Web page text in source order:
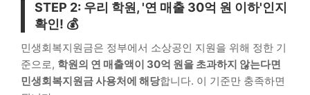
STEP 2: 우리 학원, '연 매출 30억 원 이하'인지
확인! 💰
민생회복지원금은 정부에서 소상공인 지원을 위해 정한 기
준으로, 학원의 연 매출액이 30억 원을 초과하지 않는다면
민생회복지원금 사용처에 해당합니다. 이 기준만 충족하면